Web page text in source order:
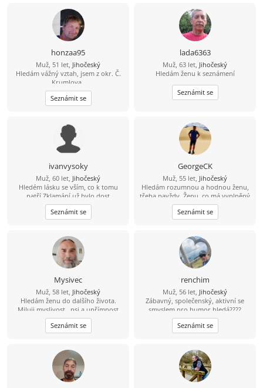
to i já slyšel iod ní. Jinak dílna,
zahrádka, dům, kolo, voda,
houbaření, cross golf, trochu tanec,
hudba, atd.
honzaa95
Muž, 51 let, Jihočeský
Hledám vážný vztah, jsem z okr. Č.
Krumlova,.
Seznámit se
lada6363
Muž, 63 let, Jihočeský
Hledám ženu k seznámení
Seznámit se
ivanvysoky
Muž, 60 let, Jihočeský
Hledém lásku se vším, co k tomu
patří.Zklamání už bylo dost
Seznámit se
GeorgeCK
Muž, 55 let, Jihočeský
Hledám rozumnou a hodnou ženu,
třeba navždy. Ženu, co má vyplněný
celý profil. I negativní odpověď je
lepší než fucking mlčení.
Seznámit se
Mysivec
Muž, 58 let, Jihočeský
Hledám ženu do dalšího života.
Miluji myslivost , psi a upřímnost
Seznámit se
renchim
Muž, 56 let, Jihočeský
Zábavný, společenský, aktivní se
smyslem pro humor hledá????
Najdu????
Seznámit se